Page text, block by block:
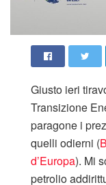
Giusto ieri
Transizione
paragone i
quelli odierni (
d’Europa). Mi
petrolio